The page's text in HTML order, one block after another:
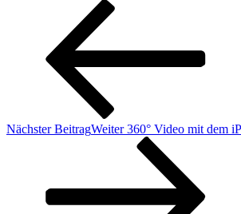
Nächster BeitragWeiter 360° Video mit dem